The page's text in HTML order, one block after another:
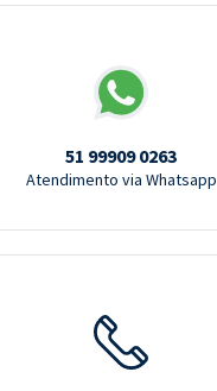
51 99909 0263
Atendimento via Whatsapp